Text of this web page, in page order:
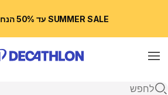
SUMMER SALE עד 50% הנחה 🛍️
Menu
פתיחת חיפוש